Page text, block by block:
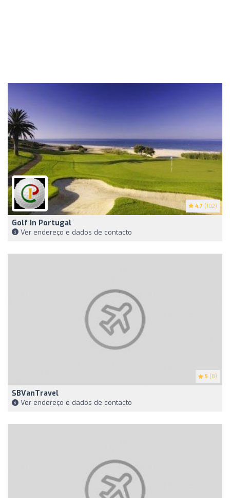
4.7 (102)
Golf In Portugal
Ver endereço e dados de contacto
5 (8)
SBVanTravel
Ver endereço e dados de contacto